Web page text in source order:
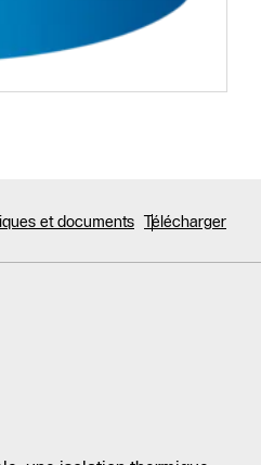
et documents Télécharger